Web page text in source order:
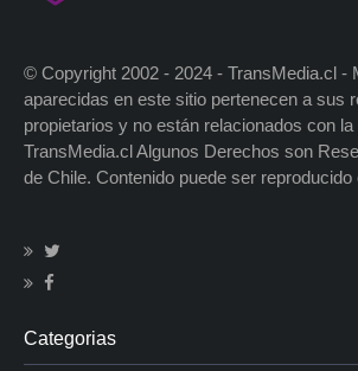
© Copyright 2002 - 2024 - TransMedia.cl -
aparecidas en este sitio pertenecen a sus
propietarios y no están relacionados con
TransMedia.cl Algunos Derechos son
de Chile. Contenido puede ser reproducido
Categorias